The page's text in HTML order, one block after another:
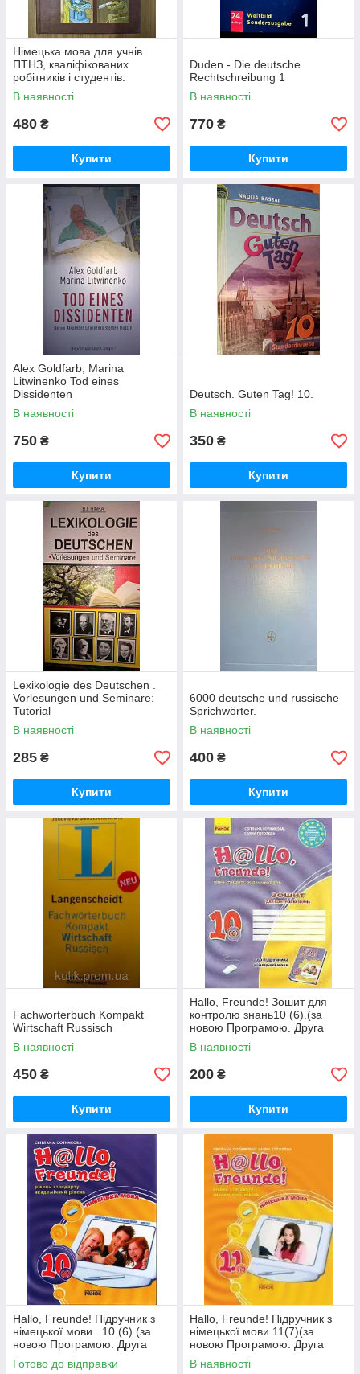
Німецька мова для учнів
ПТНЗ, кваліфікованих
робітників і студентів.
В наявності
480 ₴
Купити
Duden - Die deutsche
Rechtschreibung 1
В наявності
770 ₴
Купити
Alex Goldfarb, Marina
Litwinenko Tod eines
Dissidenten
В наявності
750 ₴
Купити
Deutsch. Guten Tag! 10.
В наявності
350 ₴
Купити
Lexikologie des Deutschen .
Vorlesungen und Seminare:
Tutorial
В наявності
285 ₴
Купити
6000 deutsche und russische
Sprichwörter.
В наявності
400 ₴
Купити
Fachworterbuch Kompakt
Wirtschaft Russisch
В наявності
450 ₴
Купити
Hallo, Freunde! Зошит для
контролю знань10 (6).(за
новою Програмою. Друга
іноземна мова)
В наявності
200 ₴
Купити
Hallo, Freunde! Підручник з
німецької мови . 10 (6).(за
новою Програмою. Друга
іноземна мова)
Готово до відправки
Hallo, Freunde! Підручник з
німецької мови 11(7)(за
новою Програмою. Друга
іноземна мова)
В наявності